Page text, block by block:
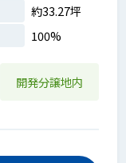
約33.27坪
100%
開発分譲地内